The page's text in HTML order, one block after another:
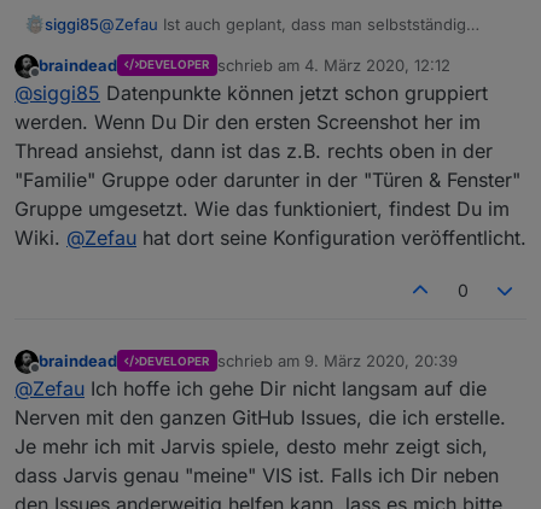
Ihr habt Wünsche? Bitte legtein Issue auf Githuban.
MEILENSTEINE / ROADMAPs
siehe
https://github.com/Zefau/ioBroker.jarvis/milestones
nächste Release
ROADMAP v2.1.0
ROADMAP v3.0.0
siggi85@Zefau Ist auch geplant, dass man selbstständig
kann? Oder muss ich bei jedem Devicetyp hoffen, dass
es vom Adapter nativ unterstützt wird?
Bspw. wie in folgendem Video, wo ein "Device" auch
mehreren Datenpunkten besteht (Farbtemperatur,
Helligkeit, Farbe, etc).
Aktuell habe ich VIS, Habpanel und MaterialUI im
Einsatz und sie haben alle ihre Vorteile. Aber bei jeder
hat was gefehlt, was die andere VIS hatte und ich weiß
möchte! Diese VIS hat das Potential, genau das zu sein
was ich seit langem suche. Ich bin gespannt. :)
Offline
braindead DEVELOPER schrieb am 4. März 2020, 12:12
zuletzt editiert von
@siggi85 Datenpunkte können jetzt schon gruppiert
werden. Wenn Du Dir den ersten Screenshot her im
Thread ansiehst, dann ist das z.B. rechts oben in der
"Familie" Gruppe oder darunter in der "Türen & Fenster"
Gruppe umgesetzt. Wie das funktioniert, findest Du im
Wiki. @Zefau hat dort seine Konfiguration veröffentlicht.
0
Offline
braindead DEVELOPER schrieb am 9. März 2020, 20:39
zuletzt editiert von
@Zefau Ich hoffe ich gehe Dir nicht langsam auf die
Nerven mit den ganzen GitHub Issues, die ich erstelle.
Je mehr ich mit Jarvis spiele, desto mehr zeigt sich,
dass Jarvis genau "meine" VIS ist. Falls ich Dir neben
den Issues anderweitig helfen kann, lass es mich bitte